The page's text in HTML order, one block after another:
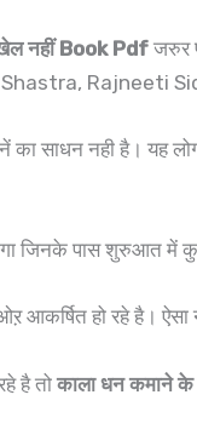
खेल नहीं Book Pdf जरुर
Rajneeti
का साधन नही है। यह
जिनके पास शुरुआत में कुछ
आकर्षित हो रहे है।
है तो काला धन कमाने के